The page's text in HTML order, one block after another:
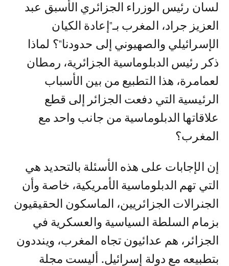
لسان رئيس الوزراء الجزائري الأسبق عبد
العزيز جراد، المغرب بـ"إعادة الكيان
الإسرائيلي والصهيوني إلى حدودنا"؟ لماذا
ذكر رئيس الدبلوماسية الجزائرية، رمطان
لعمامرة، هذا التطبيع من بين الأسباب
الرئيسية التي دفعت الجزائر إلى قطع
علاقاتها الدبلوماسية من جانب واحد مع
المغرب؟
إن الإجابات على هذه الأسئلة بالتحديد هي
التي تهم الدبلوماسية الأمريكية، خاصة وأن
الجنرالات الجزائريين، الماسكون الحقيقيون
بزمام السلطة السياسية والعسكرية في
الجزائر، هم عدائيون تجاه المغرب، وينددون
بتطبيعه مع دولة إسرائيل. أليست مجلة